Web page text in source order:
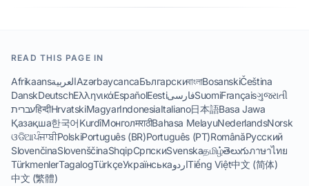
READ THIS PAGE IN
AfrikaansالعربيةAzərbaycancaБългарскиবাংলাBosanskiČeština
DanskDeutschΕλληνικάEspañolEestiفارسیSuomiFrançaisગુજરાતી
עבריתहिन्दीHrvatskiMagyarIndonesiaItaliano日本語Basa Jawa
Қазақша한국어KurdîМонголमराठीBahasa MelayuNederlandsNorsk
ଓଡିଆਪੰਜਾਬੀPolskiPortuguês (BR)Português (PT)RomânăРусский
SlovenčinaSlovenščinaShqipСрпскиSvenskaதமிழ்తెలుగుภาษาไทย
TürkmenlerTagalogTürkçeУкраїнськаاردوTiếng Việt中文 (简体)
中文 (繁體)